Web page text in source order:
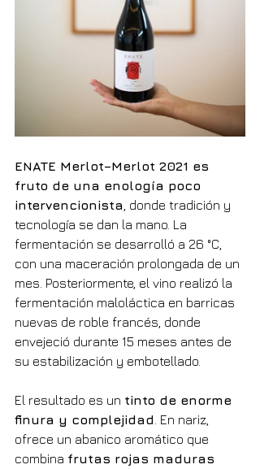
ENATE Merlot–Merlot 2021 es
fruto de una enología poco
intervencionista , donde tradición y
tecnología se dan la mano. La
fermentación se desarrolló a 26 °C,
con una maceración prolongada de un
mes. Posteriormente, el vino realizó la
fermentación maloláctica en barricas
nuevas de roble francés, donde
envejeció durante 15 meses antes de
su estabilización y embotellado.
El resultado es un tinto de enorme
finura y complejidad . En nariz,
ofrece un abanico aromático que
combina frutas rojas maduras